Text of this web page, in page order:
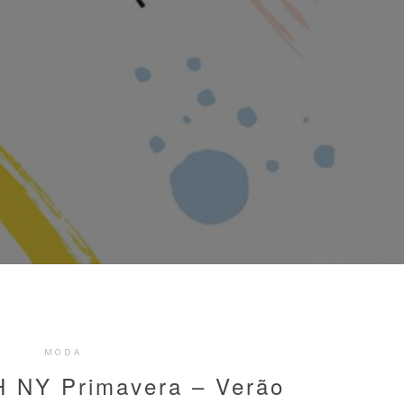
MODA
NY Primavera – Verão